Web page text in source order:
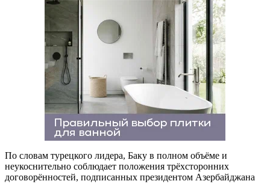
По словам турецкого лидера, Баку в полном объёме и
неукоснительно соблюдает положения трёхсторонних
договорённостей, подписанных президентом Азербайджана